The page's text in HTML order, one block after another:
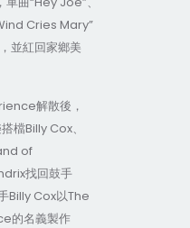
Cries Mary”
並紅回家鄉美
解散後，
檔Billy Cox、
of
找回鼓手
Billy Cox以The
的名義製作